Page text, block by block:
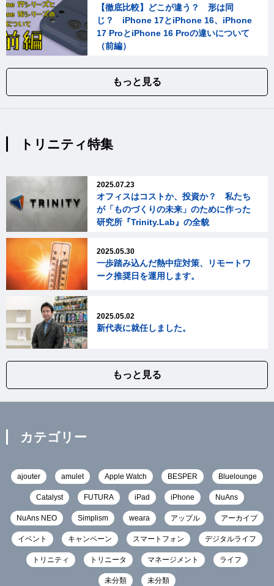
【徹底比較】どこが違う？ 形は同
じ？ iPhone 17とiPhone 16、iPhone
17 ProとiPhone 16 Proの違いについて
（前編）
もっと見る
トリニティ特集
2025.07.23
オフィスはコストか、投資か？ 私たち
が「ものづくりの未来」のために作った
研究所『Trinity.Lab』の全貌
2025.05.30
一歩踏み込んだ熱中症対策、リモートワ
ーク推奨日を運用します。
2025.05.02
新代表に就任しました。
もっと見る
カテゴリー
ajouter amulet Apple Watch BESPER Bluelounge
Catalyst FUTURA iPad iPhone NuAns
NuAns NEO Simplism weara アップル アーカイブ
イベント キャンペーン スマートフォン デジタルライフ
トリニティ トリニータ マネージメント ライフ
未分類 未分類